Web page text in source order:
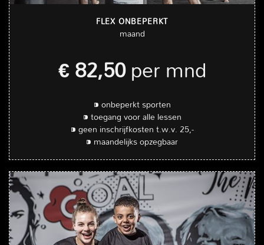
FLEX ONBEPERKT
maand
€ 82,50per mnd
⁍ onbeperkt sporten
⁍ toegang voor alle lessen
⁍ geen inschrijfkosten t.w.v. 25,-
⁍ maandelijks opzegbaar